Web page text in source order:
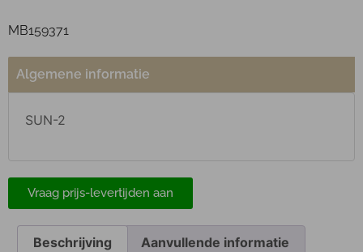
MB159371
Algemene informatie
SUN-2
Vraag prijs-levertijden aan
Beschrijving Aanvullende informatie